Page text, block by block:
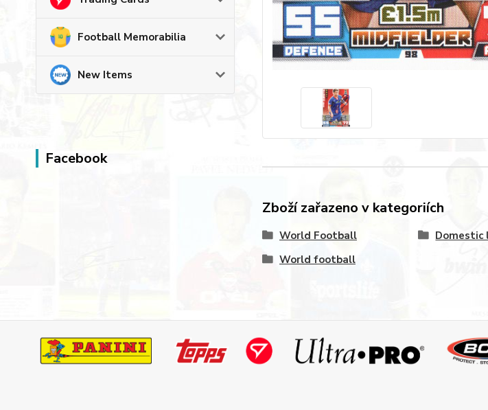
Football Memorabilia
New Items
Facebook
Zboží zařazeno v kategoriích
World Football Domestic
World football